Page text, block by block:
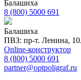
Балашиха
8 (800) 5000 691
Балашиха
ПВЗ: пр-т. Ленина,
Online-конструктор
8 (800) 5000 691
partner@optpoligraf.ru